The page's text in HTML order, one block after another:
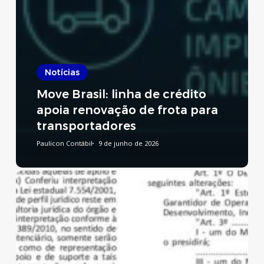
Notícias
Move Brasil: linha de crédito
apoia renovação de frota para
transportadores
Paulicon Contábil 9 de junho de 2026
Reforma
Tributária:
publicado
decreto
que
regulamenta
a